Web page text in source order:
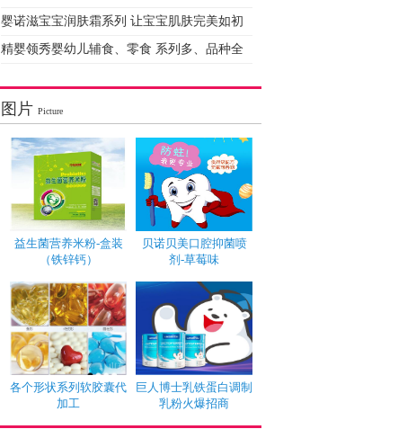
婴诺滋宝宝润肤霜系列 让宝宝肌肤完美如初
精婴领秀婴幼儿辅食、零食 系列多、品种全
图片 Picture
益生菌营养米粉-盒装
（铁锌钙）
贝诺贝美口腔抑菌喷
剂-草莓味
各个形状系列软胶囊代
加工
巨人博士乳铁蛋白调制
乳粉火爆招商